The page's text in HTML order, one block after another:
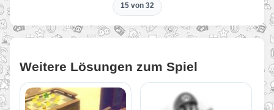
15 von 32
Weitere Lösungen zum Spiel